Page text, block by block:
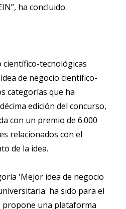
ha concluido.
tecnológicas
de negocio científico-
categorías que ha
edición del concurso,
con un premio de 6.000
relacionados con el
de la idea.
'Mejor idea de negocio
ha sido para el
propone una plataforma